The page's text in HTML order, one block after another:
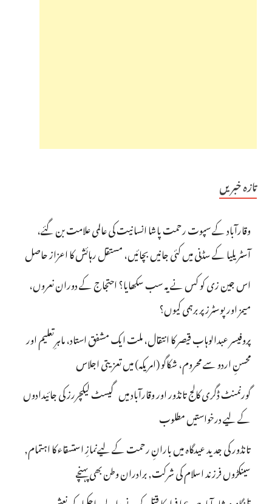
تازہ خبریں
وقارآباد کے سپوت رحمت پاشا انسانیت کی عالمی علامت بن گئے،
آسٹریلیا کے سڈنی میں کئی جانیں بچائیں، مستقل رہائش کا اعزاز حاصل
اس جین زی کو کس نے یہ سب سکھایا؟ احتجاج کے دوران نعروں،
میمز اور پوسٹرز پر برہمی کیوں؟
پروفیسر عبدالوہاب قیصر کا انتقال، ملت ایک مشفق استاد، ماہرِتعلیم اور
محسنِ اردو سے محروم، شکاگو (امریکہ) میں تعزیتی اجلاس
گورنمنٹ ڈگری کالج تانڈور اور وقارآباد میں گیسٹ لیکچررز کی جائیدادوں
کے لیے درخواستیں مطلوب
تانڈور کی جدید عیدگاہ میں بارانِ رحمت کے لیےنمازِ استسقاء کا اہتمام,
سینکڑوں فرزند اسلام کی شرکت, برادران وطن بھی پہنچے